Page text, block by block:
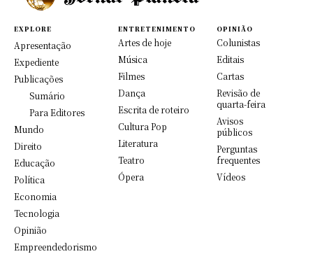
EXPLORE
Apresentação
Expediente
Publicações
Sumário
Para Editores
Mundo
Direito
Educação
Política
Economia
Tecnologia
Opinião
Empreendedorismo
ENTRETENIMENTO
Artes de hoje
Música
Filmes
Dança
Escrita de roteiro
Cultura Pop
Literatura
Teatro
Ópera
OPINIÃO
Colunistas
Editais
Cartas
Revisão de
quarta-feira
Avisos
públicos
Perguntas
frequentes
Vídeos